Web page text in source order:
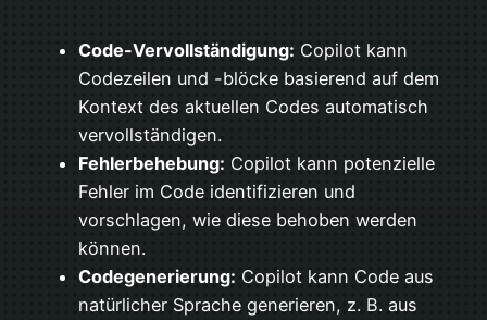
Code-Vervollständigung: Copilot kann
Codezeilen und -blöcke basierend auf dem
Kontext des aktuellen Codes automatisch
vervollständigen.
Fehlerbehebung: Copilot kann potenzielle
Fehler im Code identifizieren und
vorschlagen, wie diese behoben werden
können.
Codegenerierung: Copilot kann Code aus
natürlicher Sprache generieren, z. B. aus